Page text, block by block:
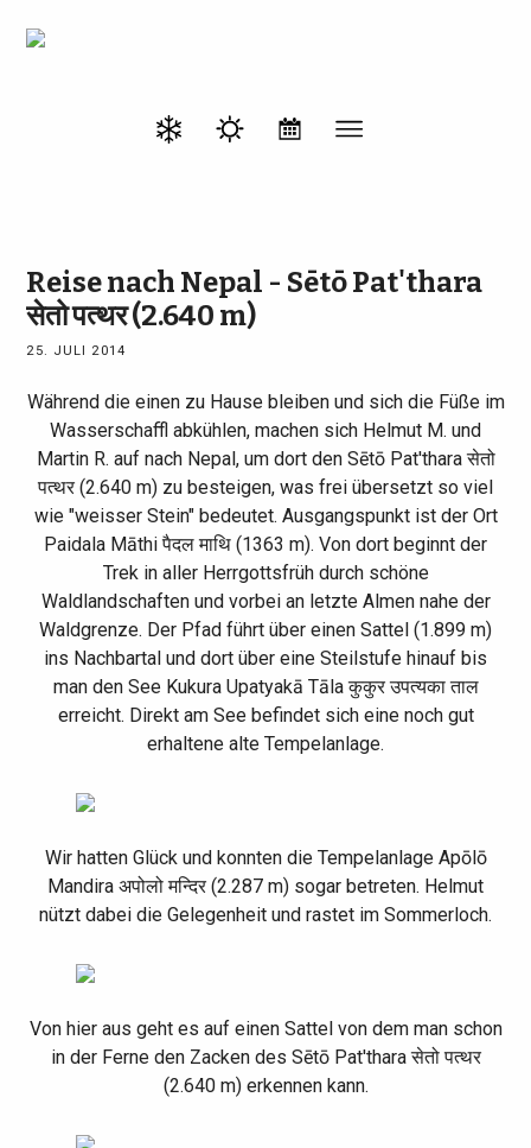
Reise nach Nepal - Sētō Pat'thara
सेतो पत्थर (2.640 m)
25. JULI 2014
Während die einen zu Hause bleiben und sich die Füße im
Wasserschaffl abkühlen, machen sich Helmut M. und
Martin R. auf nach Nepal, um dort den Sētō Pat'tharaसेतो
पत्थर (2.640 m) zu besteigen, was frei übersetzt so viel
wie "weisser Stein" bedeutet. Ausgangspunkt ist der Ort
Paidala Māthiपैदल माथि (1363 m). Von dort beginnt der
Trek in aller Herrgottsfrüh durch schöne
Waldlandschaften und vorbei an letzte Almen nahe der
Waldgrenze. Der Pfad führt über einen Sattel (1.899 m)
ins Nachbartal und dort über eine Steilstufe hinauf bis
man den See Kukura Upatyakā Tālaकुकुर उपत्यका ताल
erreicht. Direkt am See befindet sich eine noch gut
erhaltene alte Tempelanlage.
Wir hatten Glück und konnten die Tempelanlage Apōlō
Mandira अपोलो मन्दिर (2.287 m) sogar betreten. Helmut
nützt dabei die Gelegenheit und rastet im Sommerloch.
Von hier aus geht es auf einen Sattel von dem man schon
in der Ferne den Zacken des Sētō Pat'tharaसेतो पत्थर
(2.640 m) erkennen kann.